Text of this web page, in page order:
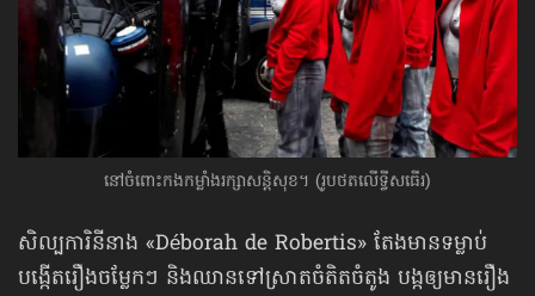
នៅចំពោះកងកម្លាំងរក្សាសន្តិសុខ។ (រូបថតលើទ្វីសធើរ)
សិល្បការិនីនាង «Déborah de Robertis» តែងមានទម្លាប់
បង្កើតរឿងចម្លែកៗ និងឈានទៅស្រាតចំតិតចំតូង បង្កឲ្យមានរឿង